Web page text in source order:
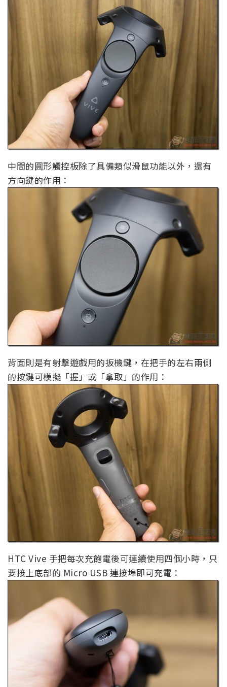
中間的圓形觸控板除了具備類似滑鼠功能以外，還有
方向鍵的作用：
背面則是有射擊遊戲用的扳機鍵，在把手的左右兩側
的按鍵可模擬「握」或「拿取」的作用：
HTC Vive 手把每次充飽電後可連續使用四個小時，只
要接上底部的 Micro USB 連接埠即可充電：